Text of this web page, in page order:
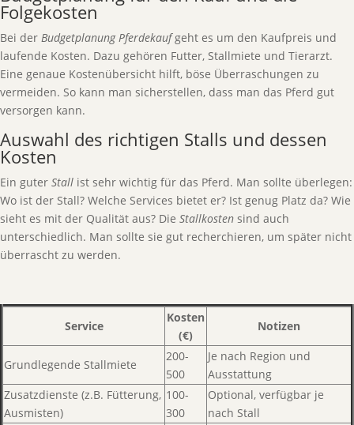
Folgekosten
Bei der Budgetplanung Pferdekaufgeht es um den Kaufpreis und
laufende Kosten. Dazu gehören Futter, Stallmiete und Tierarzt.
Eine genaue Kostenübersicht hilft, böse Überraschungen zu
vermeiden. So kann man sicherstellen, dass man das Pferd gut
versorgen kann.
Auswahl des richtigen Stalls und dessen
Kosten
Ein guter Stall ist sehr wichtig für das Pferd. Man sollte überlegen:
Wo ist der Stall? Welche Services bietet er? Ist genug Platz da? Wie
sieht es mit der Qualität aus? Die Stallkosten sind auch
unterschiedlich. Man sollte sie gut recherchieren, um später nicht
überrascht zu werden.
Service
Kosten
(€)
Notizen
Grundlegende Stallmiete
200-
500
Je nach Region und
Ausstattung
Zusatzdienste (z.B. Fütterung,
Ausmisten)
100-
300
Optional, verfügbar je
nach Stall